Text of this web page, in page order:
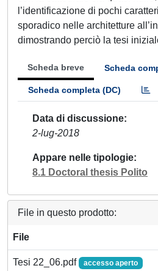
l’identificazione di pochi
sporadico nelle architetture
dimostrando perciò la tesi
Scheda breve Scheda
Scheda completa (DC)
Data di discussione
2-lug-2018
Appare nelle tipologie
8.1 Doctoral thesis Polito
File in questo prodotto:
File
Tesi 22_06.pdf accesso aperto